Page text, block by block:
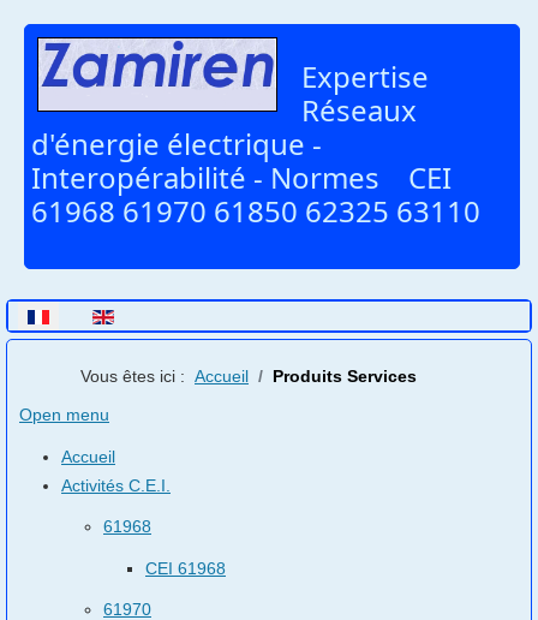
Expertise
Réseaux
d'énergie électrique -
Interopérabilité - Normes CEI
61968 61970 61850 62325 63110
Sélectionnez votre langue
Vous êtes ici : Accueil
Produits Services
Open menu
Accueil
Activités C.E.I.
61968
CEI 61968
61970